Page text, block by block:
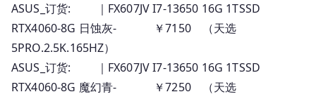
ASUS_订货: ｜FX607JV I7-13650 16G 1TSSD
RTX4060-8G 日蚀灰- ￥7150 （天选
5PRO.2.5K.165HZ）
ASUS_订货: ｜FX607JV I7-13650 16G 1TSSD
RTX4060-8G 魔幻青- ￥7250 （天选